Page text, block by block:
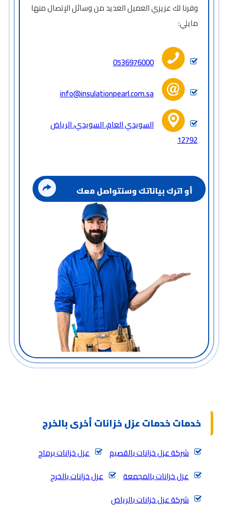
وفرنا لك عزيزي العميل العديد من وسائل الإتصال منها
مايلي:
0536976000
info@insulationpearl.com.sa
السويدي العام، السويدي، الرياض
12792
أو اترك بياناتك وسنتواصل معك
خدمات خدمات عزل خزانات أخرى بالخرج
شركة عزل خزانات بالقصيم
عزل خزانات برماح
عزل خزانات بالمجمعة
عزل خزانات بالخرج
شركة عزل خزانات بالرياض